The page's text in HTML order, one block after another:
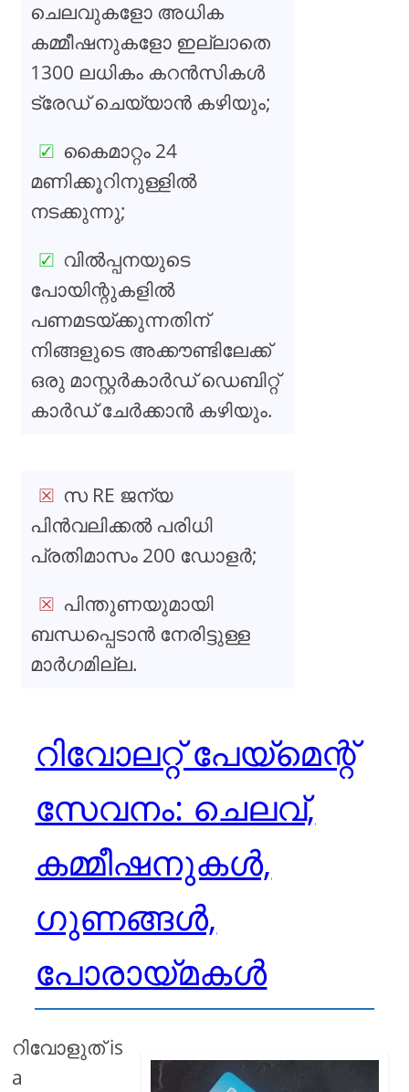
ചെലവുകളോ അധിക
കമ്മീഷനുകളോ ഇല്ലാതെ
1300 ലധികം കറൻസികൾ
ട്രേഡ് ചെയ്യാൻ കഴിയും;
കൈമാറ്റം 24
മണിക്കൂറിനുള്ളിൽ
നടക്കുന്നു;
വിൽപ്പനയുടെ
പോയിന്റുകളിൽ
പണമടയ്ക്കുന്നതിന്
നിങ്ങളുടെ അക്കൗണ്ടിലേക്ക്
ഒരു മാസ്റ്റർകാർഡ് ഡെബിറ്റ്
കാർഡ് ചേർക്കാൻ കഴിയും.
സ RE ജന്യ
പിൻവലിക്കൽ പരിധി
പ്രതിമാസം 200 ഡോളർ;
പിന്തുണയുമായി
ബന്ധപ്പെടാൻ നേരിട്ടുള്ള
മാർഗമില്ല.
റിവോലറ്റ് പേയ്മെന്റ്
സേവനം: ചെലവ്,
കമ്മീഷനുകൾ,
ഗുണങ്ങൾ,
പോരായ്മകൾ
റിവോളുത് is
a